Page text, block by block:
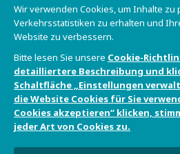
COMPANY
SHOP
© 2021-2026 Dave S.r.l. - Via
Wir verwenden Cookies, um Inhalte zu
Verkehrsstatistiken zu erhalten und
Website zu verbessern.
Bitte lesen Sie unsere Cookie-
detailliertere Beschreibung und
Schaltfläche „Einstellungen
die Website Cookies für Sie
Cookies akzeptieren“ klicken,
jeder Art von Cookies zu.